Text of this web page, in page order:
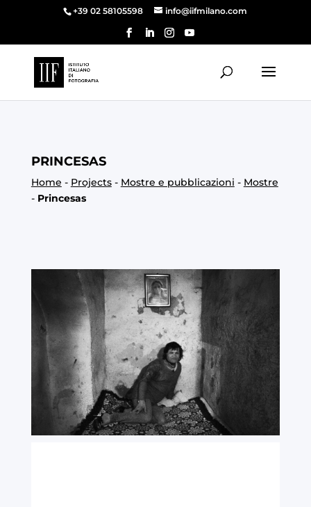
+39 02 58105598 info@iifmilano.com
PRINCESAS
Home - Projects- Mostre e pubblicazioni - Mostre
- Princesas